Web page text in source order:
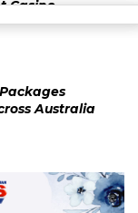
Casino _
Australia